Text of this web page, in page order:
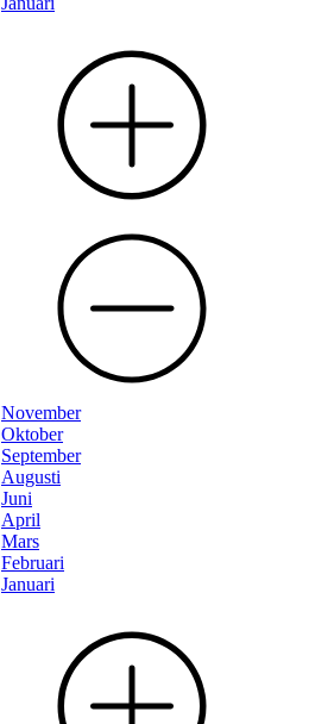
November
Oktober
September
Augusti
Juni
April
Mars
Februari
Januari